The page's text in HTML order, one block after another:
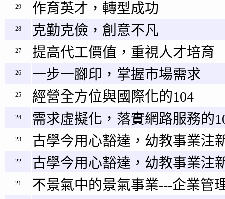
29 作育英才，轉型成功
28 克勤克儉，創意不凡
27 提高代工價值，重視人才培育
26 一步一腳印，掌握市場需求
25 經營全方位與國際化的104
24 需求虛擬化，落實網路服務的
23 古學今用心豁達，幼教事業注
22 古學今用心豁達，幼教事業注
21 不景氣中的景氣事業---企業管